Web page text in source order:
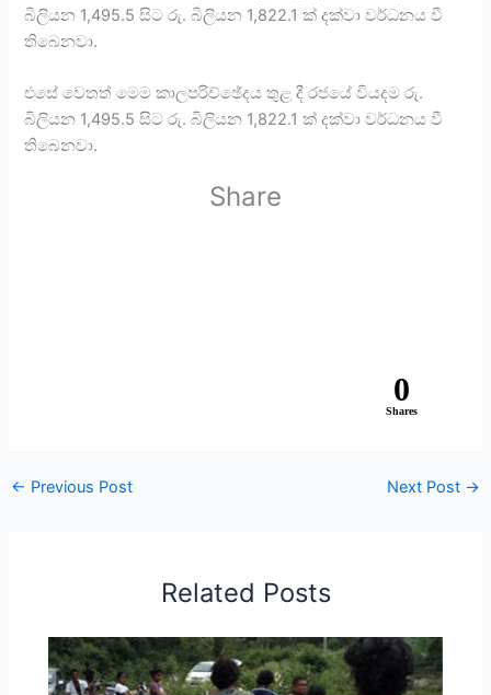
බිලියන 1,495.5 සිට රු. බිලියන 1,822.1 ක් දක්වා වර්ධනය වී
තිබෙනවා.
එසේ වෙතත් මෙම කාලපරිච්ඡේදය තුළ දී රජයේ වියදම රු.
බිලියන 1,495.5 සිට රු. බිලියන 1,822.1 ක් දක්වා වර්ධනය වී
තිබෙනවා.
Share
0
Shares
← Previous Post Next Post →
Related Posts